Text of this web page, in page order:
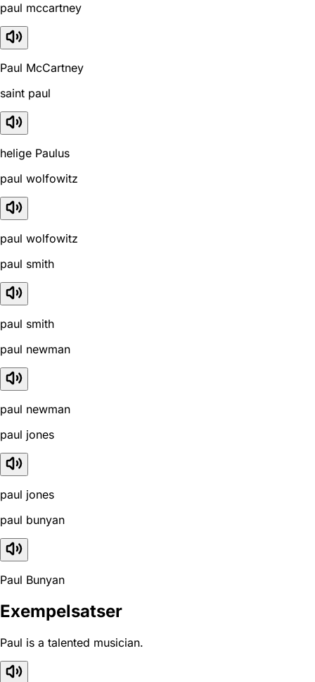
paul mccartney
Paul McCartney
saint paul
helige Paulus
paul wolfowitz
paul wolfowitz
paul smith
paul smith
paul newman
paul newman
paul jones
paul jones
paul bunyan
Paul Bunyan
Exempelsatser
Paul is a talented musician.